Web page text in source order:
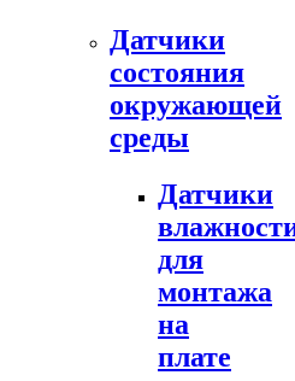
Датчики
состояния
окружающей
среды
Датчики
для
монтажа
на
плате